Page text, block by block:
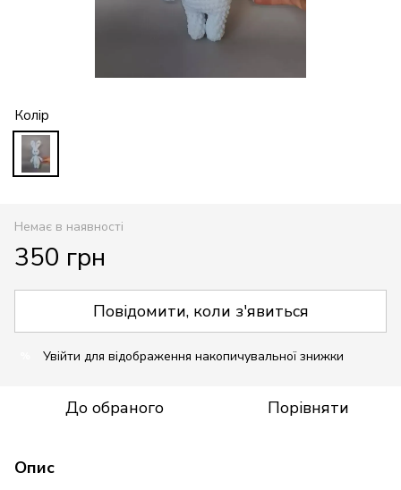
Колір
Немає в наявності
350 грн
Повідомити, коли з'явиться
Увійти для відображення накопичувальної знижки
До обраного Порівняти
Опис